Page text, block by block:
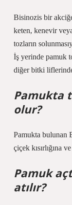
Bisinozis bir
keten, kenevir
tozların
İş yerinde pamuk
diğer bitki
Pamukta
olur?
Pamukta bulunan
çiçek kısırlığına
Pamuk
atılır?